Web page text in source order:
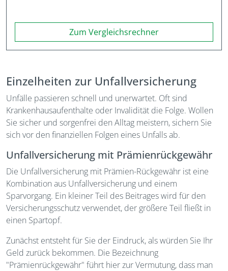
Zum Vergleichsrechner
Einzelheiten zur Unfallversicherung
Unfälle passieren schnell und unerwartet. Oft sind
Krankenhausaufenthalte oder Invalidität die Folge. Wollen
Sie sicher und sorgenfrei den Alltag meistern, sichern Sie
sich vor den finanziellen Folgen eines Unfalls ab.
Unfallversicherung mit Prämienrückgewähr
Die Unfallversicherung mit Prämien-Rückgewähr ist eine
Kombination aus Unfallversicherung und einem
Sparvorgang. Ein kleiner Teil des Beitrages wird für den
Versicherungsschutz verwendet, der größere Teil fließt in
einen Spartopf.
Zunächst entsteht für Sie der Eindruck, als würden Sie Ihr
Geld zurück bekommen. Die Bezeichnung
"Prämienrückgewähr" führt hier zur Vermutung, dass man